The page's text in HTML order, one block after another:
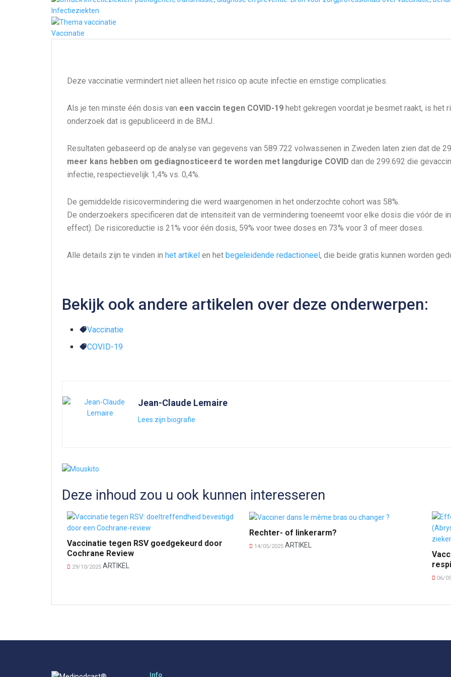
Infectieziekten
Vaccinatie
Deze vaccinatie vermindert niet alleen het risico op acute infectie en ernstige complicaties.
Als je ten minste één dosis van een vaccin tegen COVID-19 hebt gekregen voordat je besmet raakt, is het
onderzoek dat is gepubliceerd in de BMJ.
Resultaten gebaseerd op de analyse van gegevens van 589.722 volwassenen in Zweden laten zien dat de
meer kans hebben om gediagnosticeerd te worden met langdurige COVID dan de 299.692 die
infectie, respectievelijk 1,4% vs. 0,4%.
De gemiddelde risicovermindering die werd waargenomen in het onderzochte cohort was 58%.
De onderzoekers specificeren dat de intensiteit van de vermindering toeneemt voor elke dosis die vóór de
effect). De risicoreductie is 21% voor één dosis, 59% voor twee doses en 73% voor 3 of meer doses.
Alle details zijn te vinden in het artikel en het begeleidende redactioneel , die beide gratis kunnen worden
Bekijk ook andere artikelen over deze onderwerpen:
Vaccinatie
COVID-19
Jean-Claude Lemaire
Lees zijn biografie
Deze inhoud zou u ook kunnen interesseren
Vaccinatie tegen RSV goedgekeurd door
Cochrane Review
29/10/2025 ARTIKEL
Rechter- of linkerarm?
14/05/2025ARTIKEL
06/
Info